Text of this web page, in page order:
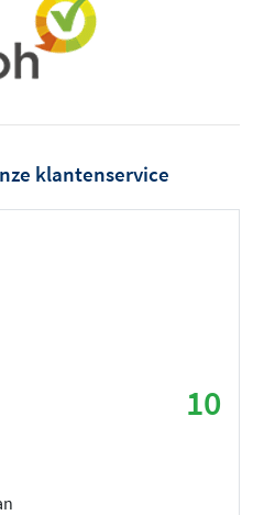
klantenservice
10